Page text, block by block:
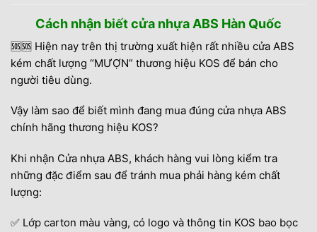
Cách nhận biết cửa nhựa ABS Hàn Quốc
🆘🆘 Hiện nay trên thị trường xuất hiện rất nhiều cửa ABS
kém chất lượng “MƯỢN” thương hiệu KOS để bán cho
người tiêu dùng.
Vậy làm sao để biết mình đang mua đúng cửa nhựa ABS
chính hãng thương hiệu KOS?
Khi nhận Cửa nhựa ABS, khách hàng vui lòng kiểm tra
những đặc điểm sau để tránh mua phải hàng kém chất
lượng:
✅ Lớp carton màu vàng, có logo và thông tin KOS bao bọc